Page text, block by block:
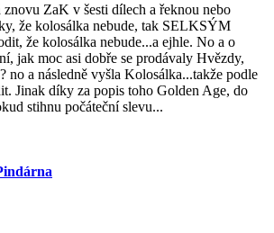
ZaK v šesti dílech a řeknou nebo
že kolosálka nebude, tak SELKSÝM
že kolosálka nebude...a ejhle. No a o
jak moc asi dobře se prodávaly Hvězdy,
no a následně vyšla Kolosálka...takže podle
Jinak díky za popis toho Golden Age, do
stihnu počáteční slevu...